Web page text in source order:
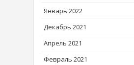
Январь 2022
Декабрь 2021
Апрель 2021
Февраль 2021